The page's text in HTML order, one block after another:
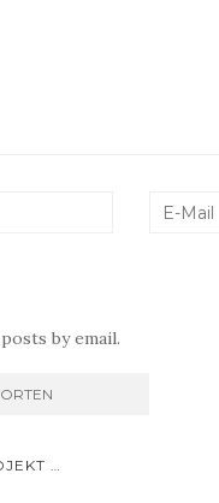
by email.
…